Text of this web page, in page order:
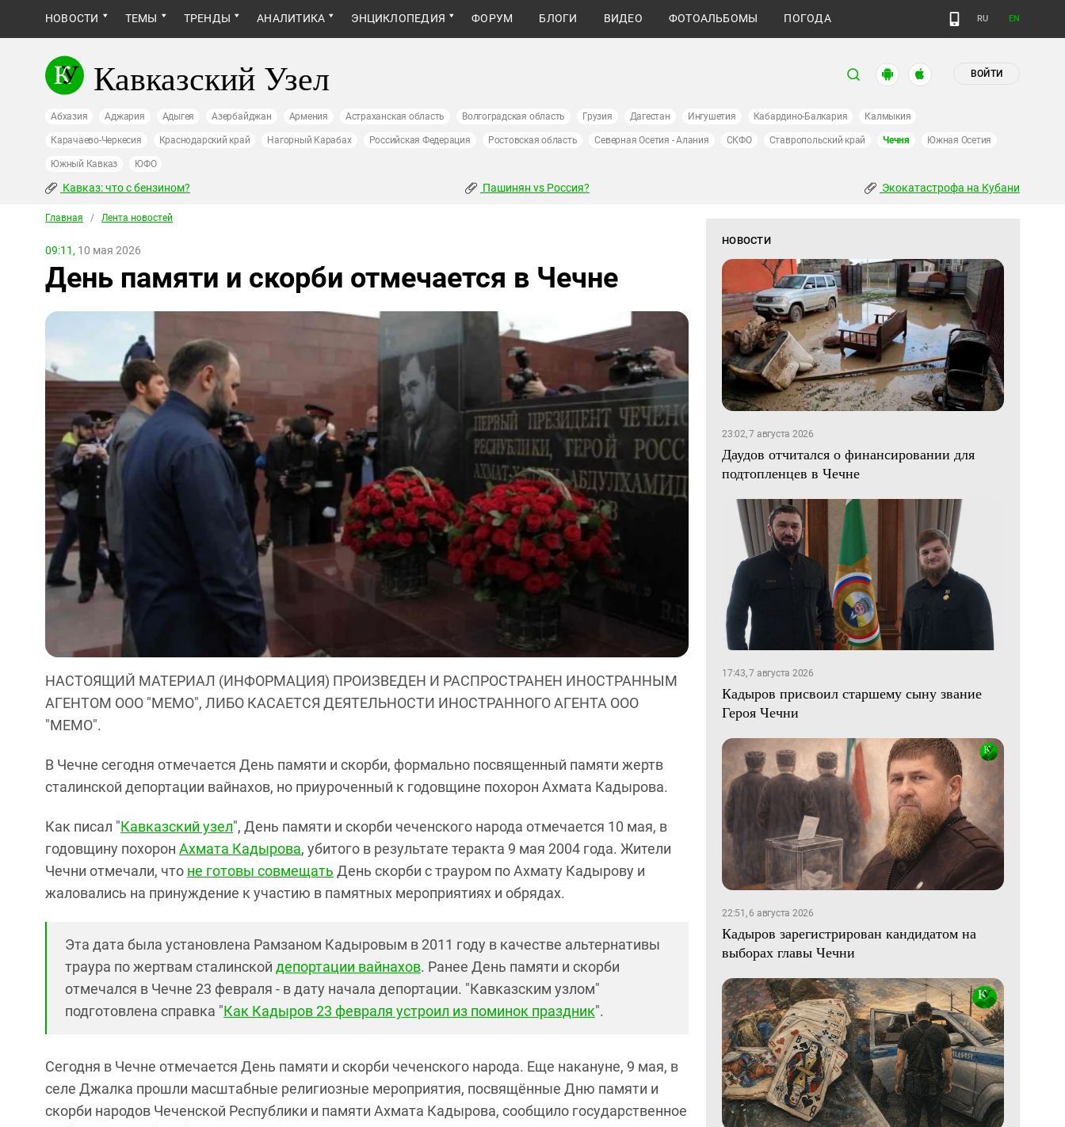
НОВОСТИ ТЕМЫ ТРЕНДЫ АНАЛИТИКА ЭНЦИКЛОПЕДИЯ ФОРУМ БЛОГИ ВИДЕО ФОТОАЛЬБОМЫ ПОГОДА RU EN
Кавказский Узел ВОЙТИ
Абхазия Аджария Адыгея Азербайджан Армения Астраханская область Волгоградская область Грузия Дагестан Ингушетия Кабардино-Балкария Калмыкия
Карачаево-Черкесия Краснодарский край Нагорный Карабах Российская Федерация Ростовская область Северная Осетия - Алания СКФО Ставропольский край Чечня Южная Осетия
Южный Кавказ ЮФО
Кавказ: что с бензином? Пашинян vs Россия? Экокатастрофа на Кубани
Главная / Лента новостей
09:11, 10 мая 2026
День памяти и скорби отмечается в Чечне
НАСТОЯЩИЙ МАТЕРИАЛ (ИНФОРМАЦИЯ) ПРОИЗВЕДЕН И РАСПРОСТРАНЕН ИНОСТРАННЫМ
АГЕНТОМ ООО "МЕМО", ЛИБО КАСАЕТСЯ ДЕЯТЕЛЬНОСТИ ИНОСТРАННОГО АГЕНТА ООО
"МЕМО".
В Чечне сегодня отмечается День памяти и скорби, формально посвященный памяти жертв
сталинской депортации вайнахов, но приуроченный к годовщине похорон Ахмата Кадырова.
Как писал "Кавказский узел", День памяти и скорби чеченского народа отмечается 10 мая, в
годовщину похорон Ахмата Кадырова, убитого в результате теракта 9 мая 2004 года. Жители
Чечни отмечали, что не готовы совмещать День скорби с трауром по Ахмату Кадырову и
жаловались на принуждение к участию в памятных мероприятиях и обрядах.
Эта дата была установлена Рамзаном Кадыровым в 2011 году в качестве альтернативы
траура по жертвам сталинской депортации вайнахов. Ранее День памяти и скорби
отмечался в Чечне 23 февраля - в дату начала депортации. "Кавказским узлом"
подготовлена справка "Как Кадыров 23 февраля устроил из поминок праздник".
Сегодня в Чечне отмечается День памяти и скорби чеченского народа. Еще накануне, 9 мая, в
селе Джалка прошли масштабные религиозные мероприятия, посвящённые Дню памяти и
скорби народов Чеченской Республики и памяти Ахмата Кадырова, сообщило государственное
НОВОСТИ
23:02, 7 августа 2026
Даудов отчитался о финансировании для
подтопленцев в Чечне
17:43, 7 августа 2026
Кадыров присвоил старшему сыну звание
Героя Чечни
22:51, 6 августа 2026
Кадыров зарегистрирован кандидатом на
выборах главы Чечни